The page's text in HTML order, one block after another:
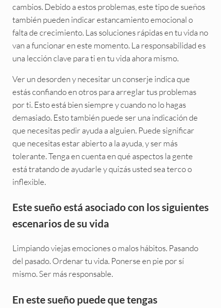
cambios. Debido a estos problemas, este tipo de sueños
también pueden indicar estancamiento emocional o
falta de crecimiento. Las soluciones rápidas en tu vida no
van a funcionar en este momento. La responsabilidad es
una lección clave para ti en tu vida ahora mismo.
Ver un desorden y necesitar un conserje indica que
estás confiando en otros para arreglar tus problemas
por ti. Esto está bien siempre y cuando no lo hagas
demasiado. Esto también puede ser una indicación de
que necesitas pedir ayuda a alguien. Puede significar
que necesitas estar abierto a la ayuda, y ser más
tolerante. Tenga en cuenta en qué aspectos la gente
está tratando de ayudarle y quizás usted sea terco o
inflexible.
Este sueño está asociado con los siguientes
escenarios de su vida
Limpiando viejas emociones o malos hábitos. Pasando
del pasado. Ordenar tu vida. Ponerse en pie por sí
mismo. Ser más responsable.
En este sueño puede que tengas